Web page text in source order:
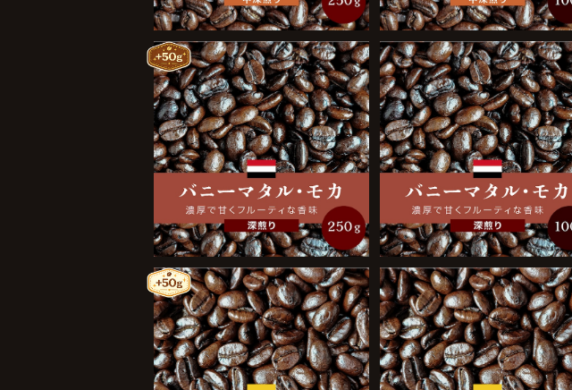
バニーマタル・モカ 250g
¥3,000
バニーマタル・モカ 100g
¥1,500
コロンビア 250g
コロンビア 100g